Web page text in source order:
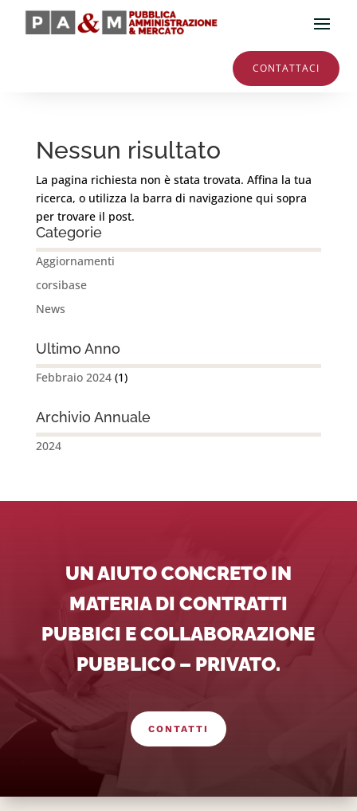
CONTATTACI
Nessun risultato
La pagina richiesta non è stata trovata. Affina la tua
ricerca, o utilizza la barra di navigazione qui sopra
per trovare il post.
Categorie
Aggiornamenti
corsibase
News
Ultimo Anno
Febbraio 2024(1)
Archivio Annuale
2024
UN AIUTO CONCRETO IN
MATERIA DI CONTRATTI
PUBBICI E COLLABORAZIONE
PUBBLICO – PRIVATO.
CONTATTI